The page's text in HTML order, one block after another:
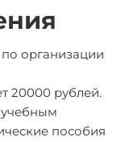
организации
20000 рублей.
пособия